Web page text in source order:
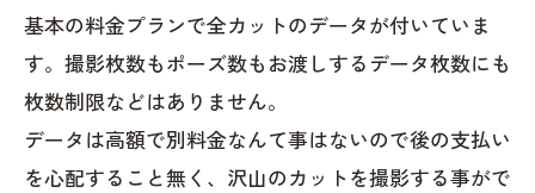
基本の料金プランで全カットのデータが付いていま
す。撮影枚数もポーズ数もお渡しするデータ枚数にも
枚数制限などはありません。
データは高額で別料金なんて事はないので後の支払い
を心配すること無く、沢山のカットを撮影する事がで